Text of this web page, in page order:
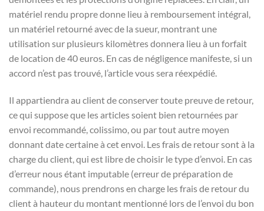
matériel rendu propre donne lieu à remboursement intégral,
un matériel retourné avec de la sueur, montrant une
utilisation sur plusieurs kilomètres donnera lieu à un forfait
de location de 40 euros. En cas de négligence manifeste, si un
accord n’est pas trouvé, l’article vous sera réexpédié.
Il appartiendra au client de conserver toute preuve de retour,
ce qui suppose que les articles soient bien retournées par
envoi recommandé, colissimo, ou par tout autre moyen
donnant date certaine à cet envoi. Les frais de retour sont à la
charge du client, qui est libre de choisir le type d’envoi. En cas
d’erreur nous étant imputable (erreur de préparation de
commande), nous prendrons en charge les frais de retour du
client à hauteur du montant mentionné lors de l’envoi du bon